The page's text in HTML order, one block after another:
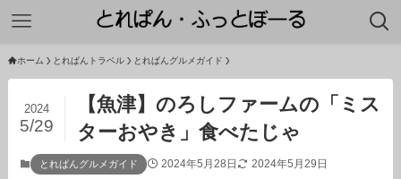
ホーム とれぱんトラベル とれぱんグルメガイド
【魚津】のろしファームの「ミス
ターおやき」食べたじゃ
2024
5/29
とれぱんグルメガイド 2024年5月28日 2024年5月29日